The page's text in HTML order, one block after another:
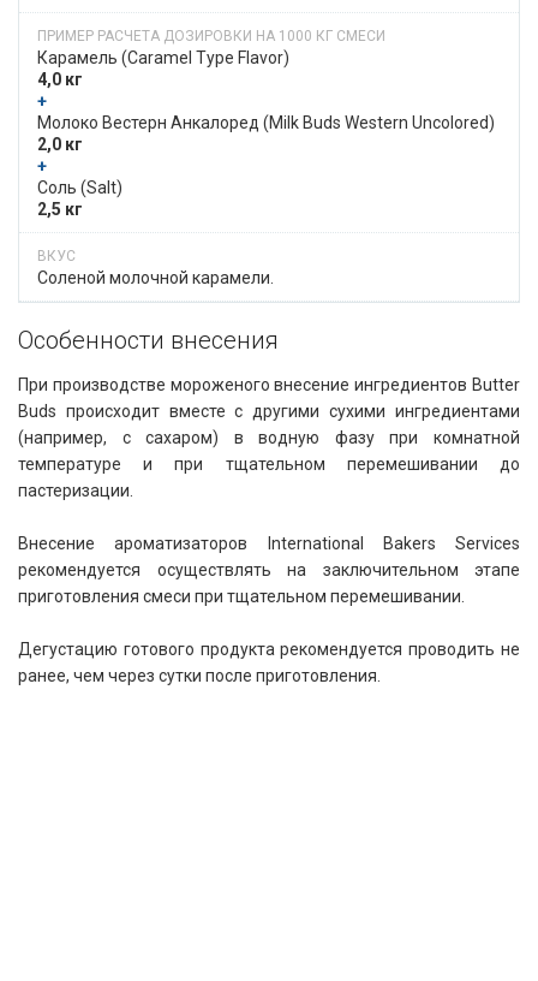
Карамель​​ (Caramel Type Flavor)
4,0 кг
+
​​ Молоко Вестерн Анкалоред​​ (Milk Buds Western Uncolored)
2,0 кг
+
Соль (Salt)
2,5 кг
Соленой молочной карамели.
Особенности внесения​​
При производстве мороженого внесение ингредиентов Butter
Buds происходит вместе с другими сухими ингредиентами
(например, с сахаром) в водную фазу при комнатной
температуре и при тщательном перемешивании до
пастеризации.
Внесение ароматизаторов International Bakers Services
рекомендуется осуществлять на заключительном этапе
приготовления смеси при тщательном перемешивании.
Дегустацию готового продукта рекомендуется проводить не
ранее, чем через сутки после приготовления.